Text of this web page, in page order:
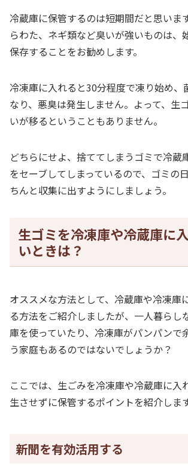
冷蔵庫に保管するのは短期間だと思いま
らわた、ネギ類など臭いが強いものは、
保存することをお勧めします。
冷凍庫に入れると30分程度で凍り始め、
なり、悪臭は発生しません。よって、生
いが移るということもありません。
どちらにせよ、捨ててしまうゴミで冷蔵
をセーブしてしまっているので、ゴミの
ちんと収集に出すようにしましょう。
生ゴミを冷凍庫や冷蔵庫に
いときは？
オススメな方法として、冷蔵庫や冷凍庫
る方法をご紹介しましたが、一人暮らし
庫を使っていたり、冷凍庫がパンパンで
う家庭もあるのではないでしょうか？
ここでは、生ごみを冷凍庫や冷蔵庫に入
生させずに保管するポイントを紹介します
新聞を有効活用する